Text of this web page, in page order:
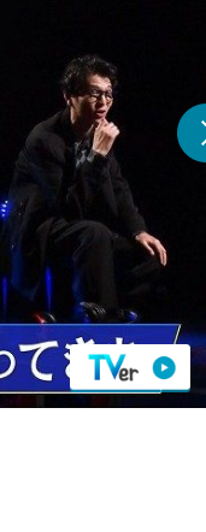
『アイ＝ラブ！げーみ
E齋藤樹愛羅＆佐々木
ビュー